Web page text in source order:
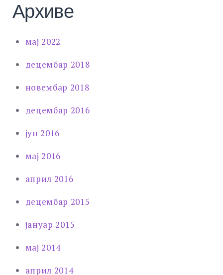
Архиве
мај 2022
децембар 2018
новембар 2018
децембар 2016
јун 2016
мај 2016
април 2016
децембар 2015
јануар 2015
мај 2014
април 2014